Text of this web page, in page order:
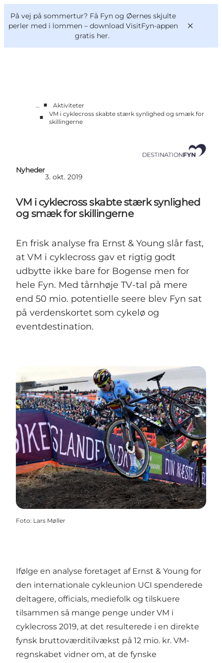
På vej på sommertur? Få Fyn og Øernes skjulte
perler med i lommen – download VisitFyn-appen
gratis her.
Bliv medlem
Projekter og Aktuelt
Om os
Deutsch
… ■
Aktiviteter
■
VM i cyklecross skabte stærk synlighed og smæk for
skillingerne
Nyheder
3. okt. 2019
VM i cyklecross skabte stærk synlighed
og smæk for skillingerne
En frisk analyse fra Ernst & Young slår fast,
at VM i cyklecross gav et rigtig godt
udbytte ikke bare for Bogense men for
hele Fyn. Med tårnhøje TV-tal på mere
end 50 mio. potentielle seere blev Fyn sat
på verdenskortet som cykelø og
eventdestination.
Foto: Lars Møller
Ifølge en analyse foretaget af Ernst & Young for
den internationale cykleunion UCI spenderede
deltagere, officials, mediefolk og tilskuere
tilsammen så mange penge under VM i
cyklecross 2019, at det resulterede i en direkte
fynsk bruttoværditilvækst på 12 mio. kr. VM-
regnskabet vidner om, at de fynske